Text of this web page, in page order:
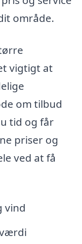
område.
vigtigt at
om tilbud
tid og får
priser og
ved at få
vind